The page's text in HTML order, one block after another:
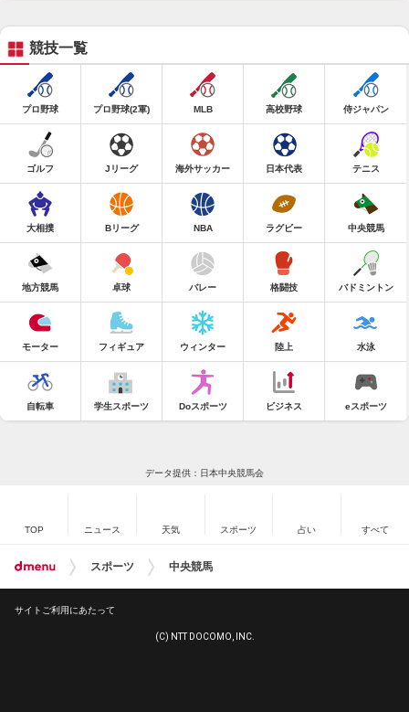
競技一覧
プロ野球 プロ野球(2軍) MLB 高校野球 侍ジャパン
ゴルフ Jリーグ 海外サッカー 日本代表 テニス
大相撲 Bリーグ NBA ラグビー 中央競馬
地方競馬 卓球 バレー 格闘技 バドミントン
モーター フィギュア ウィンター 陸上 水泳
自転車 学生スポーツ Doスポーツ ビジネス eスポーツ
データ提供：日本中央競馬会
TOP ニュース 天気 スポーツ 占い すべて
スポーツ 中央競馬
サイトご利用にあたって
(C) NTT DOCOMO, INC.